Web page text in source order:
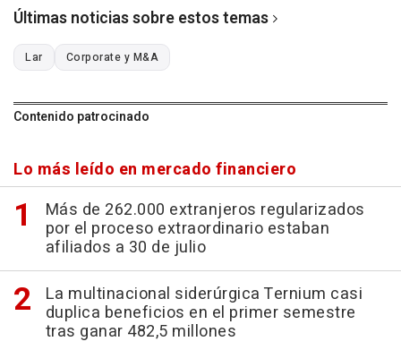
Últimas noticias sobre estos temas
Lar Corporate y M&A
Contenido patrocinado
Lo más leído en mercado financiero
Más de 262.000 extranjeros regularizados
por el proceso extraordinario estaban
afiliados a 30 de julio
La multinacional siderúrgica Ternium casi
duplica beneficios en el primer semestre
tras ganar 482,5 millones